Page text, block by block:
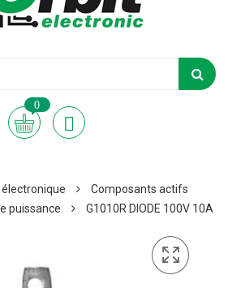
0
Composants actifs
puissance G1010R DIODE 100V 10A